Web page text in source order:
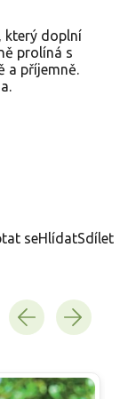
který doplní
prolíná s
a příjemně.
seHlídatSdílet